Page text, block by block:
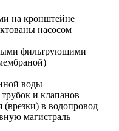
на кронштейне
насосом
фильтрующими
воды
и клапанов
в водопровод
магистраль